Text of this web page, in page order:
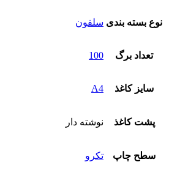
نوع بسته بندی سلفون
تعداد برگ 100
سایز کاغذ A4
پشت کاغذ نوشته دار
سطح چاپ تکرو